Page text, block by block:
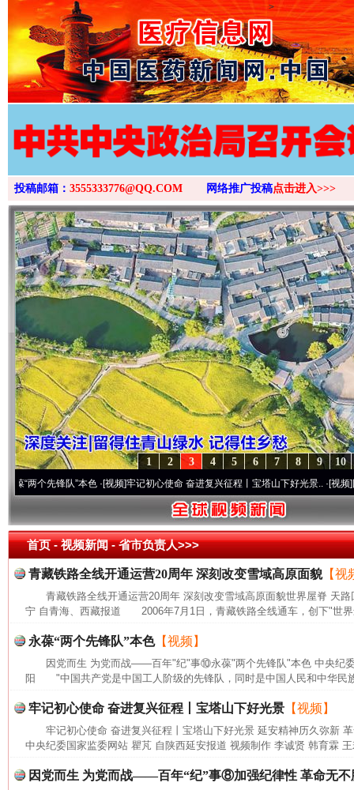
>
投稿邮箱： 3555333776@QQ.COM 网络推广投稿点击进入>>>
10
9
8
7
6
5
4
3
2
1
个先锋队”本色·[视频]牢记初心使命 奋进复兴征程丨宝塔山下好光景..·[视频]因党而
首页- 视频新闻 -省市负责人>>>
青藏铁路全线开通运营20周年 深刻改变雪域高原面貌【视
青藏铁路全线开通运营20周年 深刻改变雪域高原面貌世界屋脊 天
宁 自青海、西藏报道 2006年7月1日，青藏铁路全线通车，创下"世界
永葆“两个先锋队”本色【视频】
因党而生 为党而战——百年"纪"事⑩永葆"两个先锋队"本色 中央纪
阳 "中国共产党是中国工人阶级的先锋队，同时是中国人民和中华民
牢记初心使命 奋进复兴征程丨宝塔山下好光景 【视频】
牢记初心使命 奋进复兴征程丨宝塔山下好光景 延安精神历久弥新
中央纪委国家监委网站 瞿芃 自陕西延安报道 视频制作 李诚贤 韩育霖
因党而生 为党而战——百年“纪”事⑧加强纪律性 革命无不